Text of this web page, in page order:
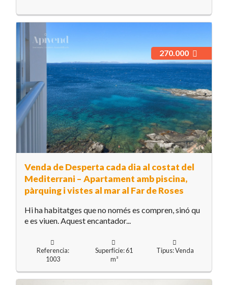
Venda de Desperta cada dia al costat del
Mediterrani – Apartament amb piscina,
pàrquing i vistes al mar al Far de Roses
270.000
Hi ha habitatges que no només es compren, sinó qu
e es viuen. Aquest encantador...
Referencia:
1003
Superfície: 61
m²
Tipus: Venda